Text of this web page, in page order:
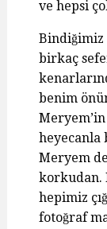
ve hepsi
Bindiğimiz
birkaç
benim
heyecanla
Meryem
korkudan.
hepimiz
fotoğraf